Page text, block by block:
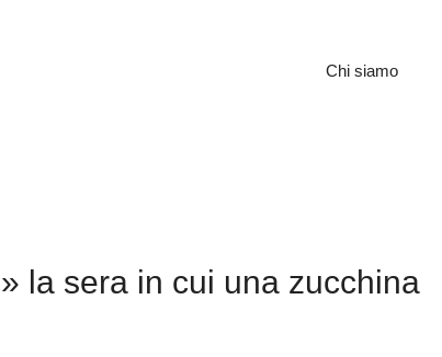
Chi siamo
la sera in cui una zucchina